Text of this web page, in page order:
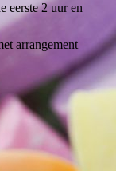
eerste 2 uur en
arrangement